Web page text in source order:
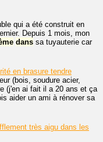
qui a été construit en
Depuis 1 mois, mon
dans sa tuyauterie car
en brasure tendre
(bois, soudure acier,
(j'en ai fait il a 20 ans et ça
aider un ami à rénover sa
très aigu dans les